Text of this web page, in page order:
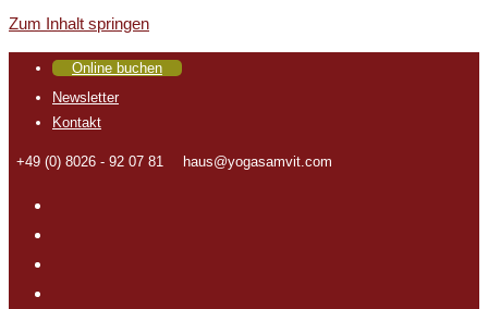
Zum Inhalt springen
Online buchen
Newsletter
Kontakt
+49 (0) 8026 - 92 07 81 haus@yogasamvit.com